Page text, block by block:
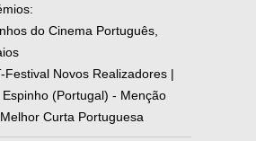
do Cinema Português,
Festival Novos Realizadores |
(Portugal) - Menção
Curta Portuguesa